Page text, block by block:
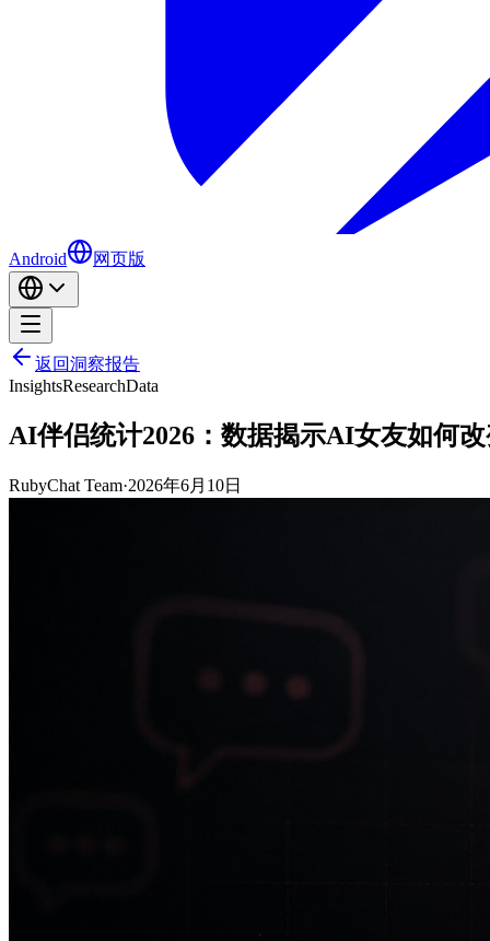
Android 网页版
返回洞察报告
InsightsResearchData
AI伴侣统计2026：数据揭示AI女友如何
RubyChat Team·2026年6月10日